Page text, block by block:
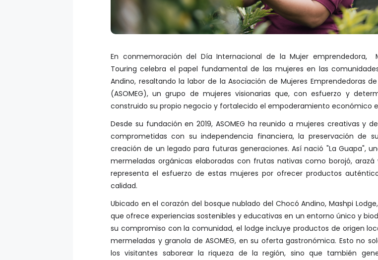
En conmemoración del Día Internacional de la Mujer emprendedora,
Touring celebra el papel fundamental de las mujeres en las
Andino, resaltando la labor de la Asociación de Mujeres Emprendedoras
(ASOMEG), un grupo de mujeres visionarias que, con esfuerzo y
construido su propio negocio y fortalecido el empoderamiento económico
Desde su fundación en 2019, ASOMEG ha reunido a mujeres creativas y
comprometidas con su independencia financiera, la preservación de
creación de un legado para futuras generaciones. Así nació "La Guapa",
mermeladas orgánicas elaboradas con frutas nativas como borojó, arazá
representa el esfuerzo de estas mujeres por ofrecer productos
calidad.
Ubicado en el corazón del bosque nublado del Chocó Andino, Mashpi
que ofrece experiencias sostenibles y educativas en un entorno único y
su compromiso con la comunidad, el lodge incluye productos de origen
mermeladas y granola de ASOMEG, en su oferta gastronómica. Esto no
los visitantes saborear la riqueza de la región, sino que también